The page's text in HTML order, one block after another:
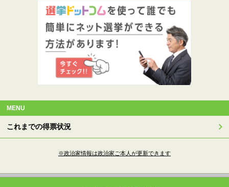
MENU
これまでの得票状況
※政治家情報は政治家ご本人が更新できます